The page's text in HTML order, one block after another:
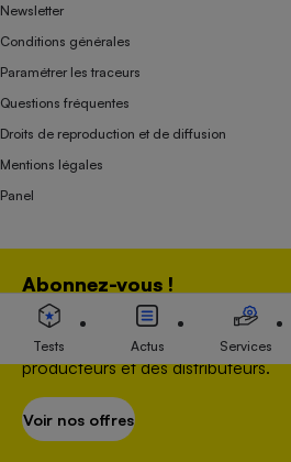
Abonnez-vous !
Bénéficiez d'une expertise unique
une association 100 %
producteurs et des distributeurs.
Voir nos offres
Newsletter
Conditions générales
Paramétrer les traceurs
Questions fréquentes
Droits de reproduction et de diffusion
Mentions légales
Panel
Association indépendante de l’État, des
distributeurs depuis 1951.
Tests Actus Services